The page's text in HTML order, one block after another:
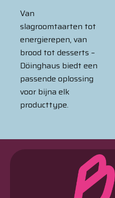
Van
slagroomtaarten tot
energierepen, van
brood tot desserts –
Döinghaus biedt een
passende oplossing
voor bijna elk
producttype.